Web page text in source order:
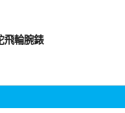
飛輪腕錶